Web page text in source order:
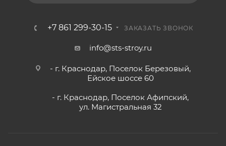
+7 861 299-30-15 ЗАКАЗАТЬ ЗВОНОК
info@sts-stroy.ru
- г. Краснодар, Поселок Березовый,
Ейское шоссе 60
- г. Краснодар, Поселок Афипский,
ул. Магистральная 32